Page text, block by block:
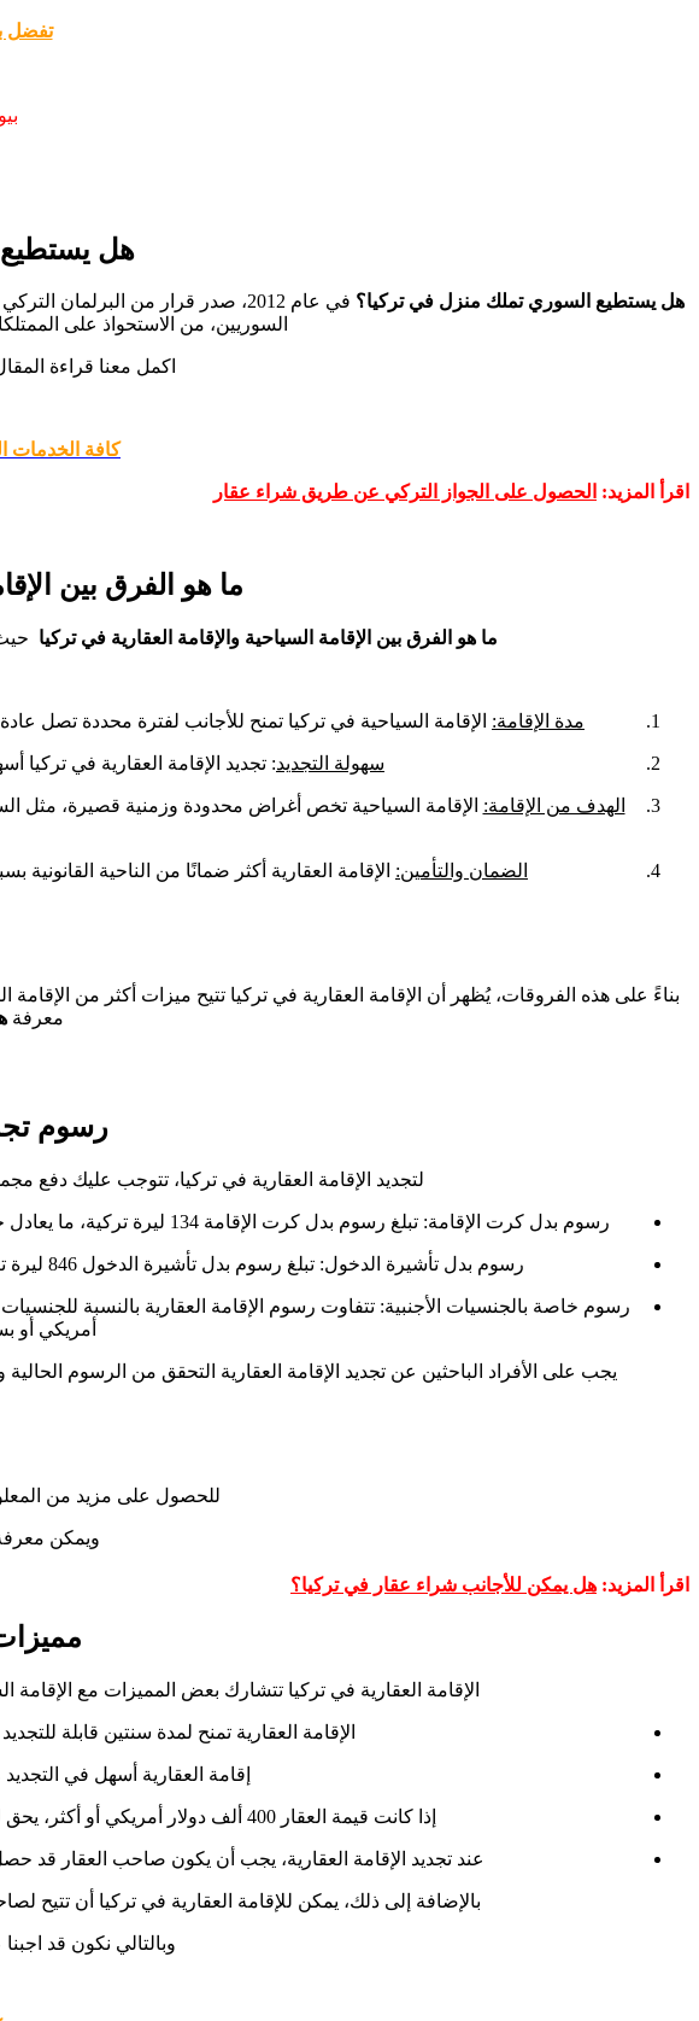
تفضل
هل يستطيع
هل يستطيع السوري تملك منزل في تركيا؟
في عام 2012، صدر قرار من
السوريين، من الاستحواذ على
اكمل معنا قراءة
كافة الخدمات
اقرأ المزيد: الحصول على الجواز التركي عن طريق شراء عقار
ما هو الفرق بين
ما هو الفرق بين الإقامة السياحية والإقامة العقارية في تركيا
مدة الإقامة: الإقامة السياحية في تركيا تمنح للأجانب لفترة محددة تصل عادة إلى 90 يومًا، وهي قابلة للإلغاء أو التغيير. بينما الإقامة العقارية تمنح لمدة سنتين ويمكن تجديدها
سهولة التجديد: تجديد الإقامة العقارية في تركيا
الهدف من الإقامة: الإقامة السياحية تخص أغراض محدودة وزمنية قصيرة، مثل
الضمان والتأمين: الإقامة العقارية أكثر ضمانًا من الناحية
بناءً على هذه الفروقات، يُظهر أن الإقامة العقارية في تركيا تتيح ميزات أكثر من
معرفة
رسوم
لتجديد الإقامة العقارية في تركيا، تتوجب عليك دفع
رسوم بدل كرت الإقامة: تبلغ رسوم بدل كرت الإقامة 134 ليرة تركية، ما يعادل حوالي 18 دولار أمريكي. هذه الرسوم تُطبق على جميع أنواع الإقامات سواء كانت إقامة جديدة أو تجديد لإقامة سابقة.
رسوم بدل تأشيرة الدخول: تبلغ رسوم بدل تأشيرة الدخول 846 ليرة تركية، ما يعادل حوالي 115 دولار أمريكي. يجب دفع هذه الرسوم للقادمين إلى تركيا بدون تأشيرة مسبقة.
أمريكي أو
يجب على الأفراد الباحثين عن تجديد الإقامة العقارية التحقق من الرسوم
للحصول على مزيد من
ويمكن
اقرأ المزيد: هل يمكن للأجانب شراء عقار في تركيا؟
الإقامة العقارية في تركيا تتشارك بعض المميزات مع الإقامة
الإقامة العقارية تمنح لمدة سنتين قابلة
إقامة العقارية أسهل في
إذا كانت قيمة العقار 400 ألف دولار أمريكي أو أكثر، يحق لصاحب العقار التقدم للحصول على الجنسية التركية بعد شراء العقار وفقًا للشروط المحددة.
عند تجديد الإقامة العقارية، يجب أن يكون صاحب العقار قد
بالإضافة إلى ذلك، يمكن للإقامة العقارية في تركيا أن تتيح
وبالتالي نكون قد